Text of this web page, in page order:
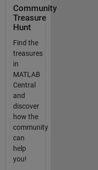
Community
Treasure
Hunt
Find the
treasures
in
MATLAB
Central
and
discover
how the
community
can
help
you!